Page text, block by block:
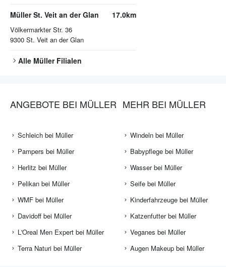
Müller St. Veit an der Glan
Völkermarkter Str. 36
9300 St. Veit an der Glan
17.0km
Alle MüllerFilialen
ANGEBOTE BEI MÜLLER
Schleich bei Müller
Pampers bei Müller
Herlitz bei Müller
Pelikan bei Müller
WMF bei Müller
Davidoff bei Müller
L'Oreal Men Expert bei Müller
Terra Naturi bei Müller
MEHR BEI MÜLLER
Windeln bei Müller
Babypflege bei Müller
Wasser bei Müller
Seife bei Müller
Kinderfahrzeuge bei Müller
Katzenfutter bei Müller
Veganes bei Müller
Augen Makeup bei Müller